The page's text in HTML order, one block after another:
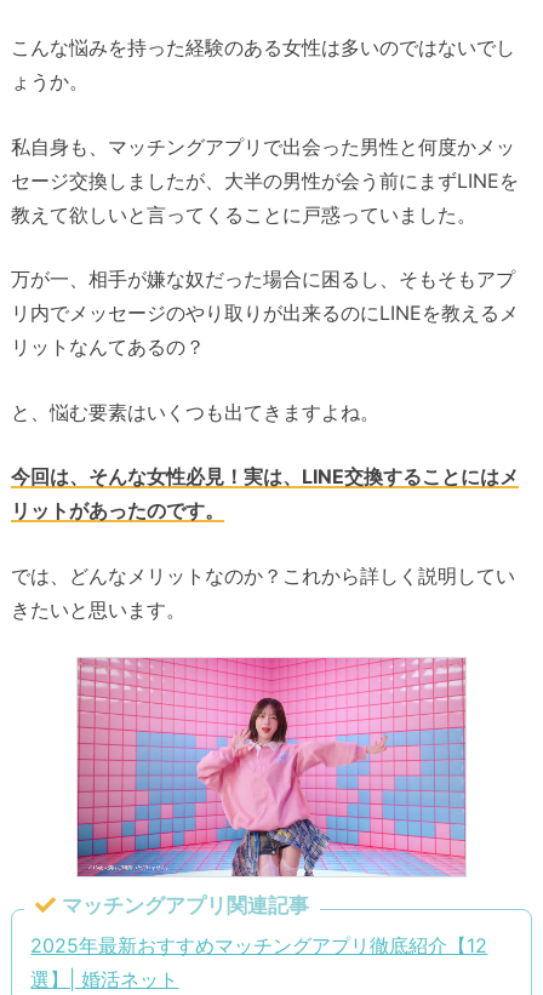
こんな悩みを持った経験のある女性は多いのではないでし
ょうか。
私自身も、マッチングアプリで出会った男性と何度かメッ
セージ交換しましたが、大半の男性が会う前にまずLINEを
教えて欲しいと言ってくることに戸惑っていました。
万が一、相手が嫌な奴だった場合に困るし、そもそもアプ
リ内でメッセージのやり取りが出来るのにLINEを教えるメ
リットなんてあるの？
と、悩む要素はいくつも出てきますよね。
今回は、そんな女性必見！実は、LINE交換することにはメ
リットがあったのです。
では、どんなメリットなのか？これから詳しく説明してい
きたいと思います。
マッチングアプリ関連記事
2025年最新おすすめマッチングアプリ徹底紹介【12
選】| 婚活ネット